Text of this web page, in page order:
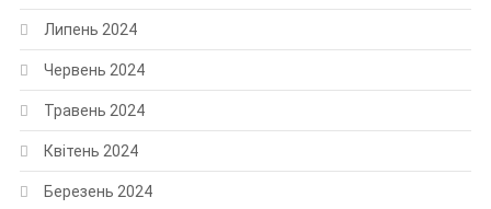
Липень 2024
Червень 2024
Травень 2024
Квітень 2024
Березень 2024